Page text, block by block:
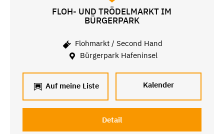
FLOH- UND TRÖDELMARKT IM
BÜRGERPARK
Flohmarkt / Second Hand
Bürgerpark Hafeninsel
Auf meine Liste Kalender
Detail